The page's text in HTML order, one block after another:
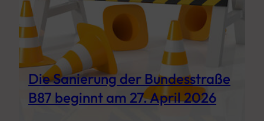
Die Sanierung der Bundesstraße
B87 beginnt am 27. April 2026